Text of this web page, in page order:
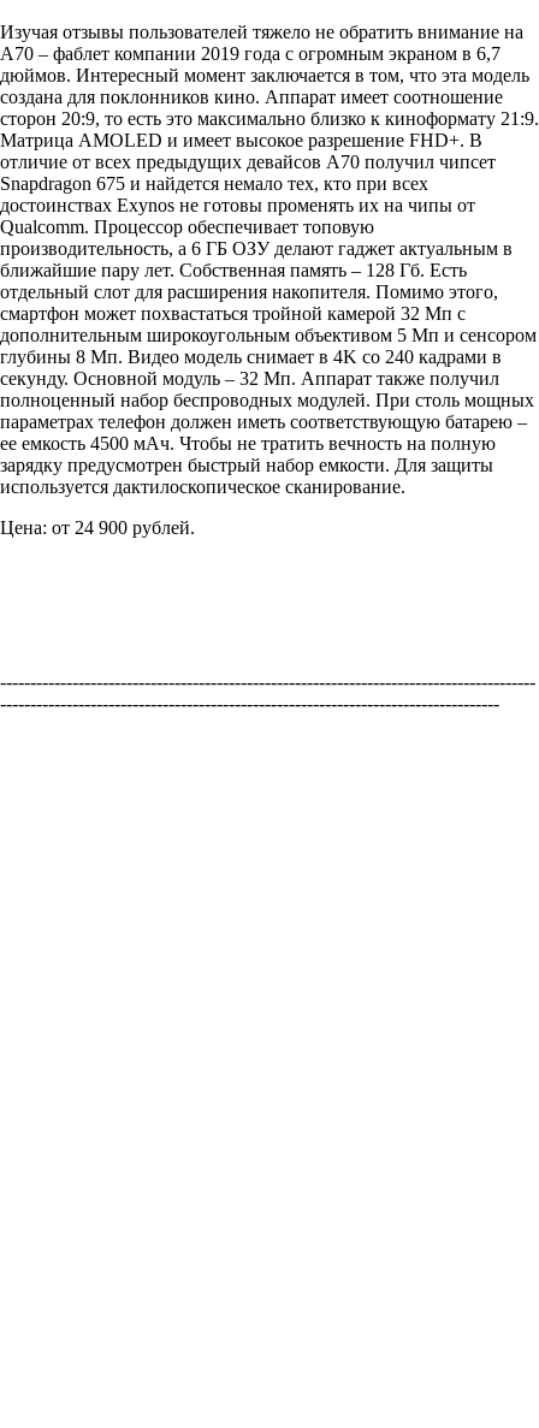
Изучая отзывы пользователей тяжело не обратить внимание на
A70 – фаблет компании 2019 года с огромным экраном в 6,7
дюймов. Интересный момент заключается в том, что эта модель
создана для поклонников кино. Аппарат имеет соотношение
сторон 20:9, то есть это максимально близко к киноформату 21:9.
Матрица AMOLED и имеет высокое разрешение FHD+. В
отличие от всех предыдущих девайсов A70 получил чипсет
Snapdragon 675 и найдется немало тех, кто при всех
достоинствах Exynos не готовы променять их на чипы от
Qualcomm. Процессор обеспечивает топовую
производительность, а 6 ГБ ОЗУ делают гаджет актуальным в
ближайшие пару лет. Собственная память – 128 Гб. Есть
отдельный слот для расширения накопителя. Помимо этого,
смартфон может похвастаться тройной камерой 32 Мп с
дополнительным широкоугольным объективом 5 Мп и сенсором
глубины 8 Мп. Видео модель снимает в 4K со 240 кадрами в
секунду. Основной модуль – 32 Мп. Аппарат также получил
полноценный набор беспроводных модулей. При столь мощных
параметрах телефон должен иметь соответствующую батарею –
ее емкость 4500 мАч. Чтобы не тратить вечность на полную
зарядку предусмотрен быстрый набор емкости. Для защиты
используется дактилоскопическое сканирование.
Цена: от 24 900 рублей.
-----------------------------------------------------------------------------------------
-----------------------------------------------------------------------------------